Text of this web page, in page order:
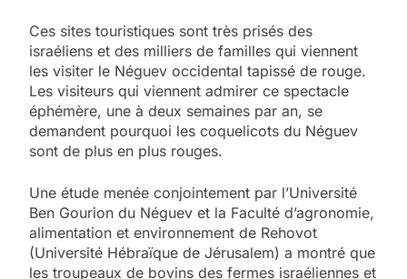
Ces sites touristiques sont très prisés des
israéliens et des milliers de familles qui viennent
les visiter le Néguev occidental tapissé de rouge.
Les visiteurs qui viennent admirer ce spectacle
éphémère, une à deux semaines par an, se
demandent pourquoi les coquelicots du Néguev
sont de plus en plus rouges.
Une étude menée conjointement par l’Université
Ben Gourion du Néguev et la Faculté d’agronomie,
alimentation et environnement de Rehovot
(Université Hébraïque de Jérusalem) a montré que
les troupeaux de bovins des fermes israéliennes et